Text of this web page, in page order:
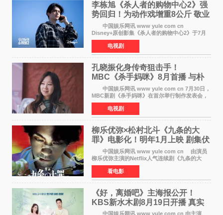
李栋旭《杀人者的购物中心2》强
势回归！为动作戏增重8公斤 敬业
获赞
中国娱乐网讯 www yule com cn
Disney+原创影集《杀人者的购物中心2》于7月
22日正式上线，由男神李栋旭主演的郑进湾以2 0
完全体强势回归。该剧第一季曾被《纽约时报》
评选为全球最佳影集之一
电视剧
孔晓振化身传奇狙击手！
MBC《杀手妈咪》8月首播 与朴
恩斌展开收视对决
中国娱乐网讯 www yule com cn 7月30日，
MBC新剧《杀手妈咪》在首尔举行制作发表会，
主演孔晓振、郑准元、李相二、无真星、崔宇
成、李银泉等人一同出席，为新剧宣传造势。这
是孔晓振继《毛骨
电视剧
柳乐优弥×松村北斗《九条的大
罪》电影化！明年1月上映 剧集伏
笔将全面揭晓
中国娱乐网讯 www yule com cn 由演员
柳乐优弥主演的Netflix人气连续剧《九条的大
罪》正式宣布改编为电影，将于明年1月8日全国
上映。柳乐优弥与SixTONES松村北斗再度联
手，为观众带来这部
看电影
《好，离婚吧》主海报公开！
KBS新水木剧8月19日开播 真实
离婚体验记来袭
中国娱乐网讯 www yule com cn 由主演